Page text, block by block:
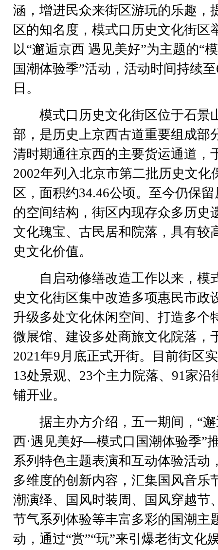
涵，增进民众来街区游玩的乐趣，
区的知名度，模式口历史文化街区
以“邂逅京西 遇见美好”为主题的“
国潮体验季”活动，活动时间持续
日。
模式口历史文化街区位于石景
部，是历史上京西古道重要组成部
清时期通往京西的主要货运通道，
2002年列入北京市第二批历史文化
区，面积约34.46公顷。至今仍保
的空间结构，街区内现存众多历史
文化瑰宝、古民居和院落，具有较
史文化价值。
自启动修缮改造工作以来，模
史文化街区集中改造多项惠民市政
升级多处文化休闲空间、打造多个
微展馆、建设多处商旅文化院落，
2021年9月底正式开街。目前街区
13处景观、23个主力院落、91家沿
铺开业。
据主办方介绍，五一期间，“邂
西·遇见美好—模式口国潮体验季”
系列特色主题表演和互动体验活动
多维度的创新内容，汇集国风音乐
潮演绎、国风时装周、国风穿越节
节气系列体验等丰富多彩的国潮主
动，通过“赏”“玩”来引爆老街文化